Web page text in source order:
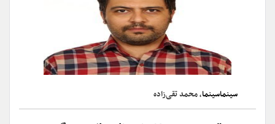
سینماسینما، محمد تقی‌زاده